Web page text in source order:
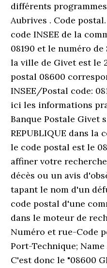
différents
Aubrives . Code
code INSEE de la
08190 et le numéro de
la ville de Givet est le
postal 08600
INSEE/Postal code:
ici les informations
Banque Postale Givet
REPUBLIQUE dans la
le code postal est le
affiner votre
décès ou un avis
tapant le nom d'un
code postal d'une
dans le moteur de
Numéro et rue-Code
Port-Technique;
C'est donc le "08600